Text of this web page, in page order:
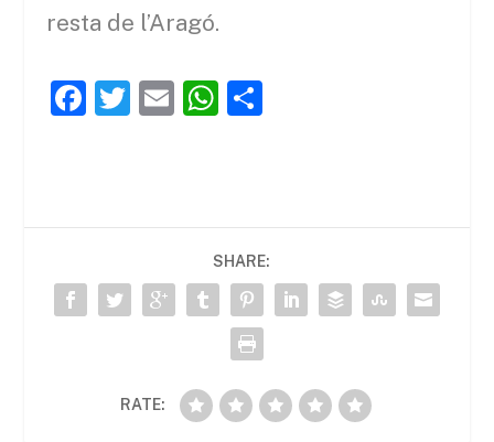
resta de l’Aragó.
F
b
o
o
T
E
W
A
p
p
ar
te
ix
SHARE:
RATE: